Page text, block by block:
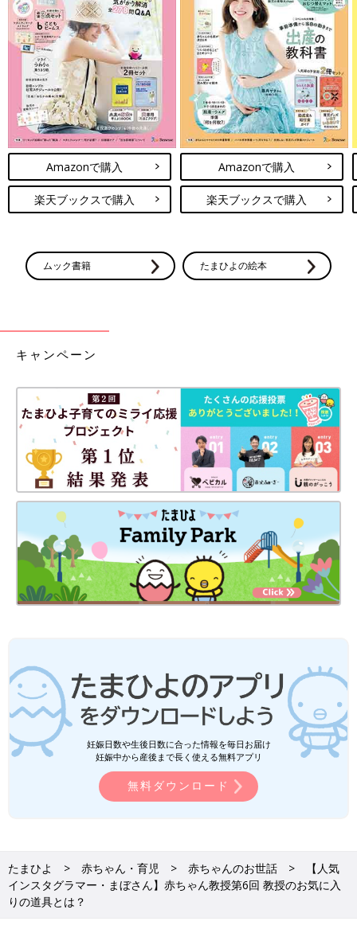
Amazonで購入
楽天ブックスで購入
Amazonで購入
楽天ブックスで購入
ムック書籍 たまひよの絵本
キャンペーン
妊娠日数や生後日数に合った情報を毎日お届け
妊娠中から産後まで長く使える無料アプリ
無料ダウンロード
たまひよ 赤ちゃん・育児 赤ちゃんのお世話
【人気
インスタグラマー・まぼさん】赤ちゃん教授第6回 教授のお気に入
りの道具とは？